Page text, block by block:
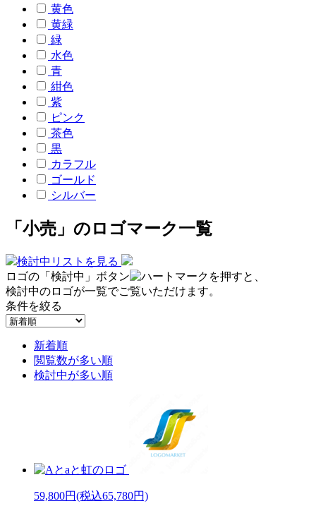
黄色
黄緑
緑
水色
青
紺色
紫
ピンク
茶色
黒
カラフル
ゴールド
シルバー
「小売」のロゴマーク一覧
検討中リストを見る
ロゴの「検討中」ボタン
を押すと、
検討中のロゴが一覧でご覧いただけます。
条件を絞る
新着順
閲覧数が多い順
検討中が多い順
59,800円(税込65,780円)